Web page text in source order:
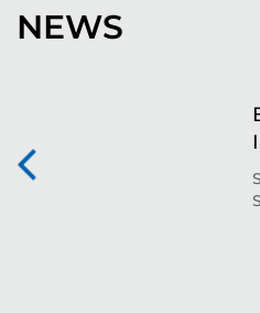
NEWS